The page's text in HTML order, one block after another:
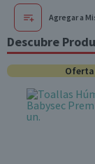
Agregar a
Descubre
Oferta